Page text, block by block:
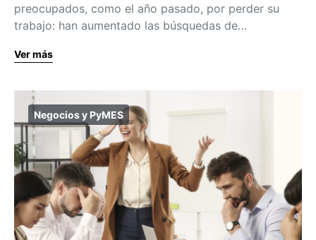
preocupados, como el año pasado, por perder su
trabajo: han aumentado las búsquedas de…
Ver más
Negocios y PyMES